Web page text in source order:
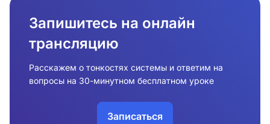
Запишитесь на онлайн
трансляцию
Расскажем о тонкостях системы и ответим на
вопросы на 30-минутном бесплатном уроке
Записаться